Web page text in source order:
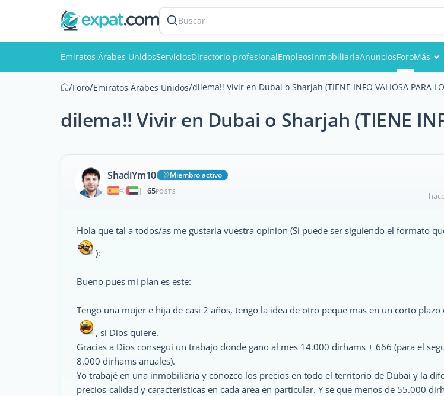
Buscar
Emiratos Árabes UnidosServiciosDirectorio profesionalEmpleosInmobiliariaAnunciosForoMás
/Foro/Emiratos Árabes Unidos/dilema!! Vivir en Dubai o Sharjah (TIENE INFO VALIOSA PARA
dilema!! Vivir en Dubai o Sharjah (TIENE
ShadiYm10
Miembro activo
|
65POSTS
Hola que tal a todos/as me gustaria vuestra opinion (Si puede ser siguiendo el formato
):
Bueno pues mi plan es este:
Tengo una mujer e hija de casi 2 años, tengo la idea de otro peque mas en un corto
, si Dios quiere.
Gracias a Dios conseguí un trabajo donde gano al mes 14.000 dirhams + 666 (para el
8.000 dirhams anuales).
Yo trabajé en una inmobiliaria y conozco los precios en todo el territorio de Dubai y la
precios-calidad y caracteristicas en cada area en particular. Y sé que menos de 55.000